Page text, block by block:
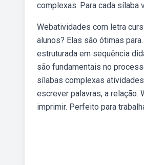
complexas. Para cada sílaba
Webatividades com letra
alunos? Elas são ótimas
estruturada em sequência
são fundamentais no
sílabas complexas
escrever palavras, a
imprimir. Perfeito para